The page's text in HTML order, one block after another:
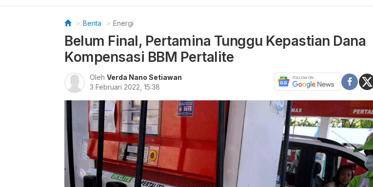
Berita Energi
Belum Final, Pertamina Tunggu Kepastian Dana
Kompensasi BBM Pertalite
Oleh Verda Nano Setiawan
3 Februari 2022, 15:38